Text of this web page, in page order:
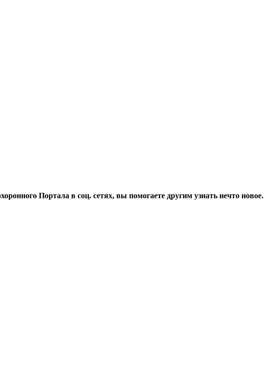
Портала в соц. сетях, вы помогаете другим узнать нечто новое.